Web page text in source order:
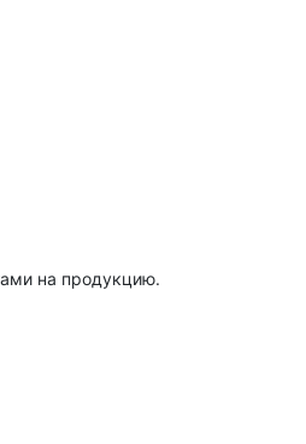
на продукцию.